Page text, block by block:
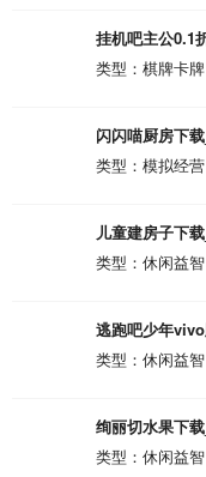
挂机吧主公0.1
版
类型：棋牌卡
闪闪喵厨房下
类型：模拟经
儿童建房子下
类型：休闲益
逃跑吧少年
类型：休闲益
绚丽切水果下
类型：休闲益